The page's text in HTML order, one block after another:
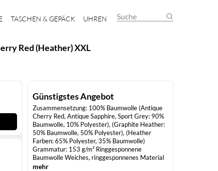
TASCHEN & GEPÄCK UHREN Suche
Red (Heather) XXL
Günstigstes Angebot
Zusammensetzung: 100% Baumwolle (Antique
Cherry Red, Antique Sapphire, Sport Grey: 90%
Baumwolle, 10% Polyester), (Graphite Heather:
50% Baumwolle, 50% Polyester), (Heather
Farben: 65% Polyester, 35% Baumwolle)
Grammatur: 153 g/m² Ringgesponnene
Baumwolle Weiches, ringgesponnenes Material
Hohe Nahtdichte für eine glattere
mehr